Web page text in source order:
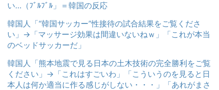
い…（ﾌﾞﾙﾌﾞﾙ」＝韓国の反応
韓国人「“韓国サッカー”性接待の試合結果をご覧くださ
い」→「マッサージ効果は間違いないねｗ」「これが本当
のベッドサッカーだ」
韓国人「熊本地震で見る日本の土木技術の完全勝利をご覧
ください」→「これはすごいわ」「こういうのを見ると日
本人は何か適当に作る感じがしない・・・」「あれがまさ